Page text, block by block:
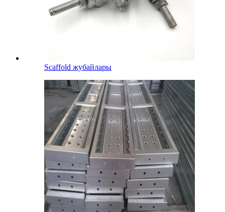
Scaffold жубайлары